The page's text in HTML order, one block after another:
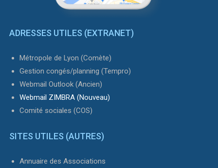
ADRESSES UTILES (EXTRANET)
Métropole de Lyon (Comète)
Gestion congés/planning (Tempro)
Webmail Outlook (Ancien)
Webmail ZIMBRA (Nouveau)
Comité sociales (COS)
SITES UTILES (AUTRES)
Annuaire des Associations